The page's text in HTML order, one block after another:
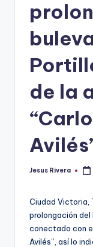
de la
Publicado
Jesus Rivera
Ciudad Victoria,
prolongación del
conectado con
Avilés”, así lo